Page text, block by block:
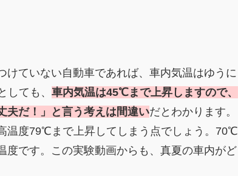
ていない自動車であれば、車内気温はゆうに
ても、 車内気温は45℃まで上昇しますので、
夫だ！」と言う考えは間違いだとわかります。
温度79℃まで上昇してしまう点でしょう。70℃
度です。この実験動画からも、真夏の車内がど